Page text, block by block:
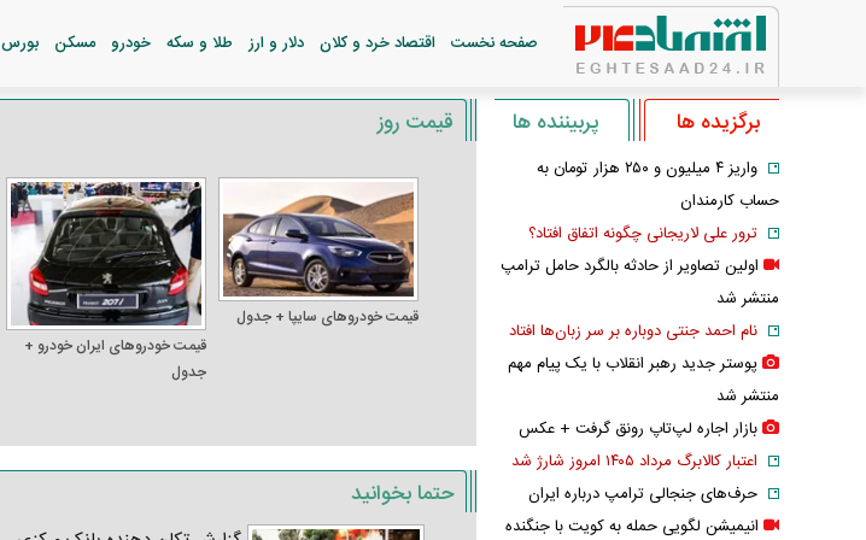
صفحه نخست اقتصاد خرد و کلان دلار و ارز طلا و سکه خودرو مسکن بورس
قیمت روز
قیمت خودرو‌های سایپا + جدول
قیمت خودرو‌های ایران خودرو +
جدول
حتما بخوانید
برگزیده ها پربیننده ها
واریز ۴ میلیون و ۲۵۰ هزار تومان به
حساب کارمندان
ترور علی لاریجانی چگونه اتفاق افتاد؟
اولین تصاویر از حادثه بالگرد حامل ترامپ
منتشر شد
نام احمد جنتی دوباره بر سر زبان‌ها افتاد
پوستر جدید رهبر انقلاب با یک پیام مهم
منتشر شد
بازار اجاره لپ‌تاپ رونق گرفت + عکس
اعتبار کالابرگ مرداد ۱۴۰۵ امروز شارژ شد
حرف‌های جنجالی ترامپ درباره ایران
انیمیشن لگویی حمله به کویت با جنگنده